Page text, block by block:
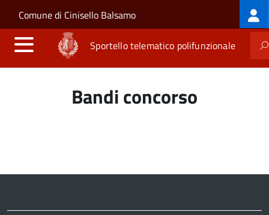
Salta al contenuto principale
Skip to site navigation
Comune di Cinisello Balsamo
Sportello telematico polifunzionale
Bandi concorso